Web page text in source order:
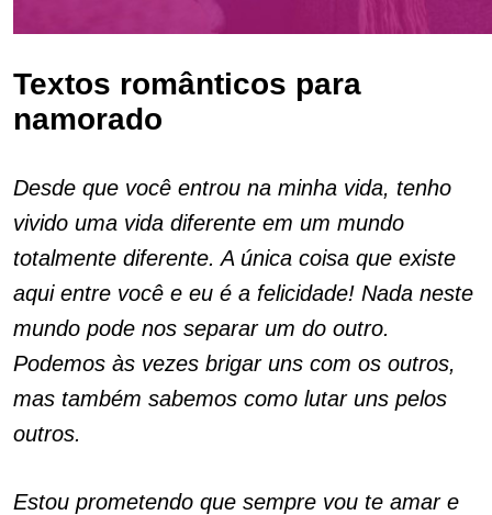
Textos românticos para
namorado
Desde que você entrou na minha vida, tenho
vivido uma vida diferente em um mundo
totalmente diferente. A única coisa que existe
aqui entre você e eu é a felicidade! Nada neste
mundo pode nos separar um do outro.
Podemos às vezes brigar uns com os outros,
mas também sabemos como lutar uns pelos
outros.
Estou prometendo que sempre vou te amar e